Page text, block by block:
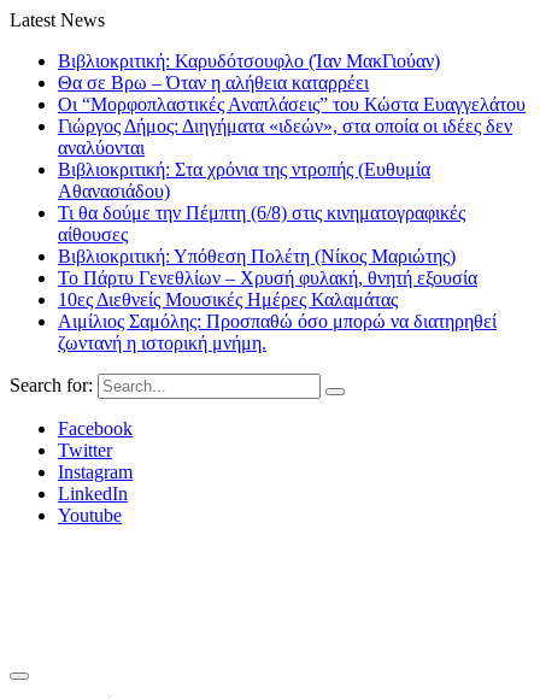
Latest News
Βιβλιοκριτική: Καρυδότσουφλο (Ίαν ΜακΓιούαν)
Θα σε Βρω – Όταν η αλήθεια καταρρέει
Οι “Μορφοπλαστικές Αναπλάσεις” του Κώστα Ευαγγελάτου
Γιώργος Δήμος: Διηγήματα «ιδεών», στα οποία οι ιδέες δεν
αναλύονται
Βιβλιοκριτική: Στα χρόνια της ντροπής (Ευθυμία
Αθανασιάδου)
Τι θα δούμε την Πέμπτη (6/8) στις κινηματογραφικές
αίθουσες
Βιβλιοκριτική: Υπόθεση Πολέτη (Νίκος Μαριώτης)
Το Πάρτυ Γενεθλίων – Χρυσή φυλακή, θνητή εξουσία
10ες Διεθνείς Μουσικές Ημέρες Καλαμάτας
Αιμίλιος Σαμόλης: Προσπαθώ όσο μπορώ να διατηρηθεί
ζωντανή η ιστορική μνήμη.
Search for:
Facebook
Twitter
Instagram
LinkedIn
Youtube